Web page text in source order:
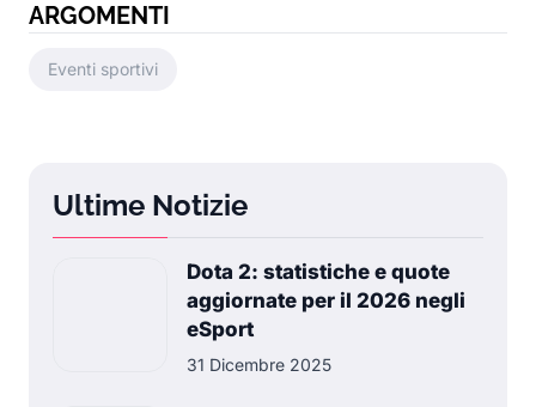
ARGOMENTI
Eventi sportivi
Ultime Notizie
Dota 2: statistiche e quote
aggiornate per il 2026 negli
eSport
31 Dicembre 2025